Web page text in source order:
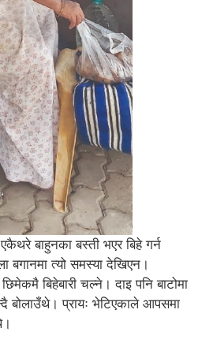
बाहुनका बस्ती भएर बिहे गर्न
बगानमा त्यो समस्या देखिएन।
बिहेबारी चल्ने। दाइ पनि बाटोमा
बोलाउँथे। प्रायः भेटिएकाले आपसमा